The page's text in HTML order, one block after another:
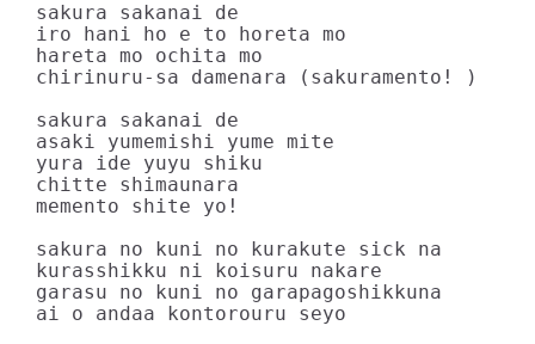
sakura sakanai de
iro hani ho e to horeta mo
hareta mo ochita mo
chirinuru-sa damenara (sakuramento! )
sakura sakanai de
asaki yumemishi yume mite
yura ide yuyu shiku
chitte shimaunara
memento shite yo!
sakura no kuni no kurakute sick na
kurasshikku ni koisuru nakare
garasu no kuni no garapagoshikkuna
ai o andaa kontorouru seyo